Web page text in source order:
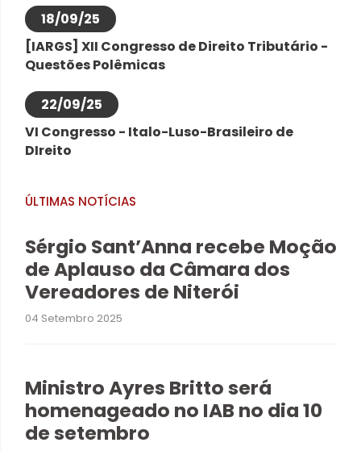
18/09/25
[IARGS] XII Congresso de Direito Tributário -
Questões Polêmicas
22/09/25
VI Congresso - Italo-Luso-Brasileiro de
DIreito
ÚLTIMAS NOTÍCIAS
Sérgio Sant’Anna recebe Moção
de Aplauso da Câmara dos
Vereadores de Niterói
04 Setembro 2025
Ministro Ayres Britto será
homenageado no IAB no dia 10
de setembro